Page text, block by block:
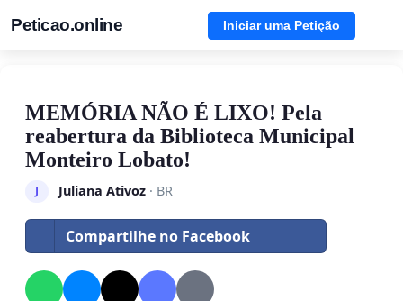
Peticao.online Iniciar uma Petição
MEMÓRIA NÃO É LIXO! Pela
reabertura da Biblioteca Municipal
Monteiro Lobato!
J Juliana Ativoz· BR
Compartilhe no Facebook